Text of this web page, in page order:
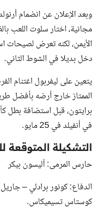
وبعد الإعلان عن انضمام
مجانية، اختار سلوت اللعب
الأيمن، لكنه تعرض لصيحات
دخل بديلا في الشوط الثاني.
يتعين على ليفربول اغتنام
الممتاز خارج أرضه بأفضل
برايتون، قبل استضافة بطل
في أنفيلد في 25 مايو.
التشكيلة المتوقعة
حارس المرمى: أليسون بيكر
الدفاع: كونور برادلي –
كوستاس تسيميكاس.